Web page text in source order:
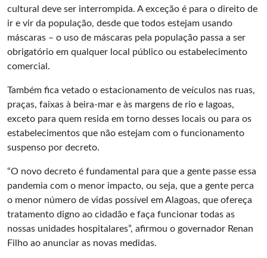
cultural deve ser interrompida. A exceção é para o direito de
ir e vir da população, desde que todos estejam usando
máscaras – o uso de máscaras pela população passa a ser
obrigatório em qualquer local público ou estabelecimento
comercial.
Também fica vetado o estacionamento de veículos nas ruas,
praças, faixas à beira-mar e às margens de rio e lagoas,
exceto para quem resida em torno desses locais ou para os
estabelecimentos que não estejam com o funcionamento
suspenso por decreto.
“O novo decreto é fundamental para que a gente passe essa
pandemia com o menor impacto, ou seja, que a gente perca
o menor número de vidas possível em Alagoas, que ofereça
tratamento digno ao cidadão e faça funcionar todas as
nossas unidades hospitalares”, afirmou o governador Renan
Filho ao anunciar as novas medidas.